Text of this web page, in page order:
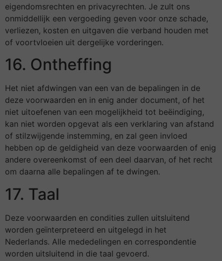
eigendomsrechten en privacyrechten. Je zult ons
onmiddellijk een vergoeding geven voor onze schade,
verliezen, kosten en uitgaven die verband houden met
of voortvloeien uit dergelijke vorderingen.
16. Ontheffing
Het niet afdwingen van een van de bepalingen in de
deze voorwaarden en in enig ander document, of het
niet uitoefenen van een mogelijkheid tot beëindiging,
kan niet worden opgevat als een verklaring van afstand
of stilzwijgende instemming, en zal geen invloed
hebben op de geldigheid van deze voorwaarden of enig
andere overeenkomst of een deel daarvan, of het recht
om daarna alle bepalingen af te dwingen.
17. Taal
Deze voorwaarden en condities zullen uitsluitend
worden geïnterpreteerd en uitgelegd in het
Nederlands. Alle mededelingen en correspondentie
worden uitsluitend in die taal gevoerd.